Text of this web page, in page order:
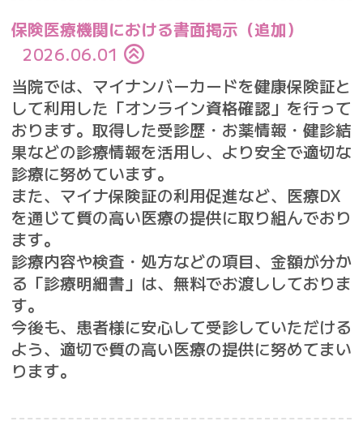
保険医療機関における書面掲示（追加）
2026.06.01
当院では、マイナンバーカードを健康保険証と
して利用した「オンライン資格確認」を行って
おります。取得した受診歴・お薬情報・健診結
果などの診療情報を活用し、より安全で適切な
診療に努めています。
また、マイナ保険証の利用促進など、医療DX
を通じて質の高い医療の提供に取り組んでおり
ます。
診療内容や検査・処方などの項目、金額が分か
る「診療明細書」は、無料でお渡ししておりま
す。
今後も、患者様に安心して受診していただける
よう、適切で質の高い医療の提供に努めてまい
ります。